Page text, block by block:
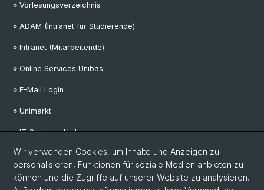
» Vorlesungsverzeichnis
» ADAM (Intranet für Studierende)
» Intranet (Mitarbeitende)
» Online Services Unibas
» E-Mail Login
» Unimarkt
» IT-Services Unibas
Social Media
Wir verwenden Cookies, um Inhalte und Anzeigen zu
personalisieren, Funktionen für soziale Medien anbieten zu
können und die Zugriffe auf unserer Website zu analysieren.